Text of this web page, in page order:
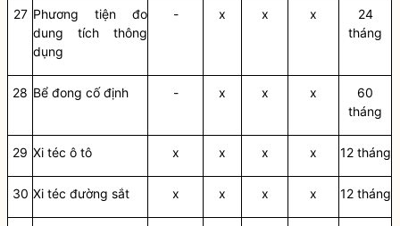
27 Phương tiện đo
dung tích thông
dụng
- x x x
24
tháng
28 Bể đong cốđịnh - x x x
60
tháng
29 Xi téc ô tô x x x x 12 tháng
30 Xi téc đường sắt x x x x 12 tháng